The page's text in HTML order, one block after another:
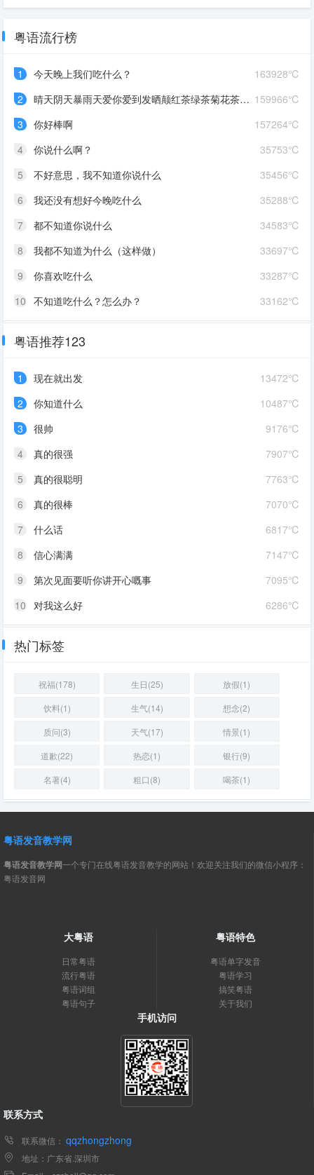
粤语流行榜
163928℃
1
今天晚上我们吃什么？
159966℃
2
晴天阴天暴雨天爱你爱到发晒颠红茶绿茶菊花茶爱你爱到蒙查查
157264℃
3
你好棒啊
35753℃
4
你说什么啊？
35456℃
5
不好意思，我不知道你说什么
35288℃
6
我还没有想好今晚吃什么
34583℃
7
都不知道你说什么
33697℃
8
我都不知道为什么（这样做）
33287℃
9
你喜欢吃什么
33162℃
10 不知道吃什么？怎么办？
粤语推荐123
13472℃
1
现在就出发
10487℃
2
你知道什么
9176℃
3
很帅
7907℃
4
真的很强
7763℃
5
真的很聪明
7070℃
6
真的很棒
6817℃
7
什么话
7147℃
8
信心满满
7095℃
9
第次见面要听你讲开心嘅事
6286℃
10 对我这么好
热门标签
祝福(178) 生日(25)
放假(1)
饮料(1)
生气(14)
想念(2)
质问(3)
天气(17)
情景(1)
道歉(22)
热恋(1)
银行(9)
名著(4)
粗口(8) 喝茶(1)
粤语发音教学网
粤语发音教学网一个专门在线粤语发音教学的网站！欢迎关注我们的微信小程序：
粤语发音网
大粤语
日常粤语
流行粤语
粤语词组
粤语句子
粤语特色
粤语单字发音
粤语学习
搞笑粤语
关于我们
手机访问
联系方式
联系微信： qqzhongzhong
地址：广东省.深圳市